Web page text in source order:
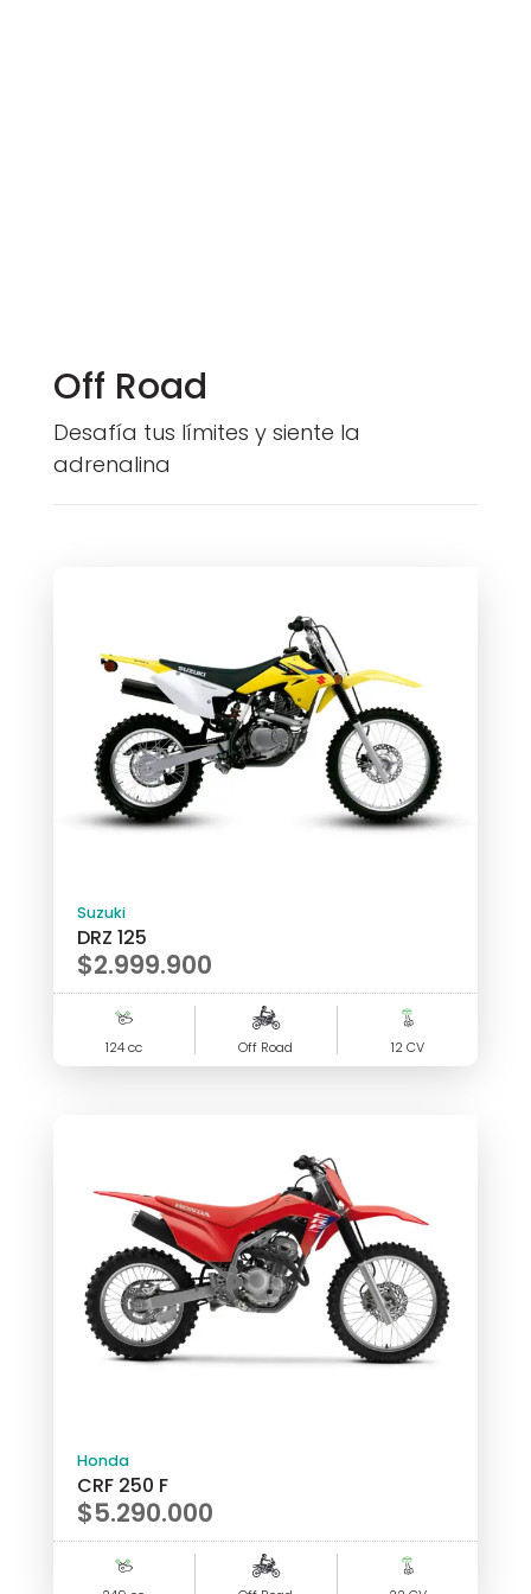
Off Road
Desafía tus límites y siente la
adrenalina
Suzuki
DRZ 125
$2.999.900
124 cc Off Road 12 CV
Honda
CRF 250 F
$5.290.000